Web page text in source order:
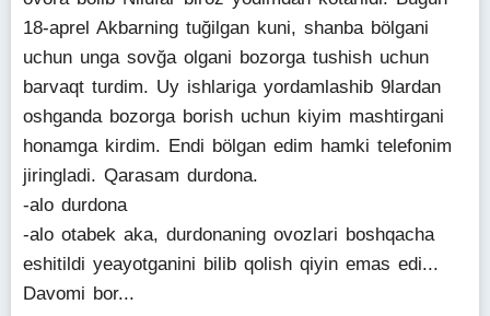
18-aprel Akbarning tuğilgan kuni, shanba bölgani
uchun unga sovğa olgani bozorga tushish uchun
barvaqt turdim. Uy ishlariga yordamlashib 9lardan
oshganda bozorga borish uchun kiyim mashtirgani
honamga kirdim. Endi bölgan edim hamki telefonim
jiringladi. Qarasam durdona.
-alo durdona
-alo otabek aka, durdonaning ovozlari boshqacha
eshitildi yeayotganini bilib qolish qiyin emas edi...
Davomi bor...